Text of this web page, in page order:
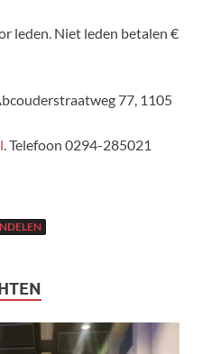
leden. Niet leden betalen €
77, 1105
. Telefoon 0294-285021